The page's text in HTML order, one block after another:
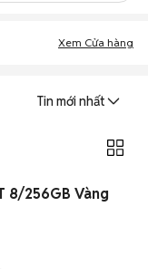
Xem Cửa hàng
Tin mới nhất
8/256GB Vàng